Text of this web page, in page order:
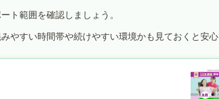
ト範囲を確認しましょう。
やすい時間帯や続けやすい環境かも見ておくと安心